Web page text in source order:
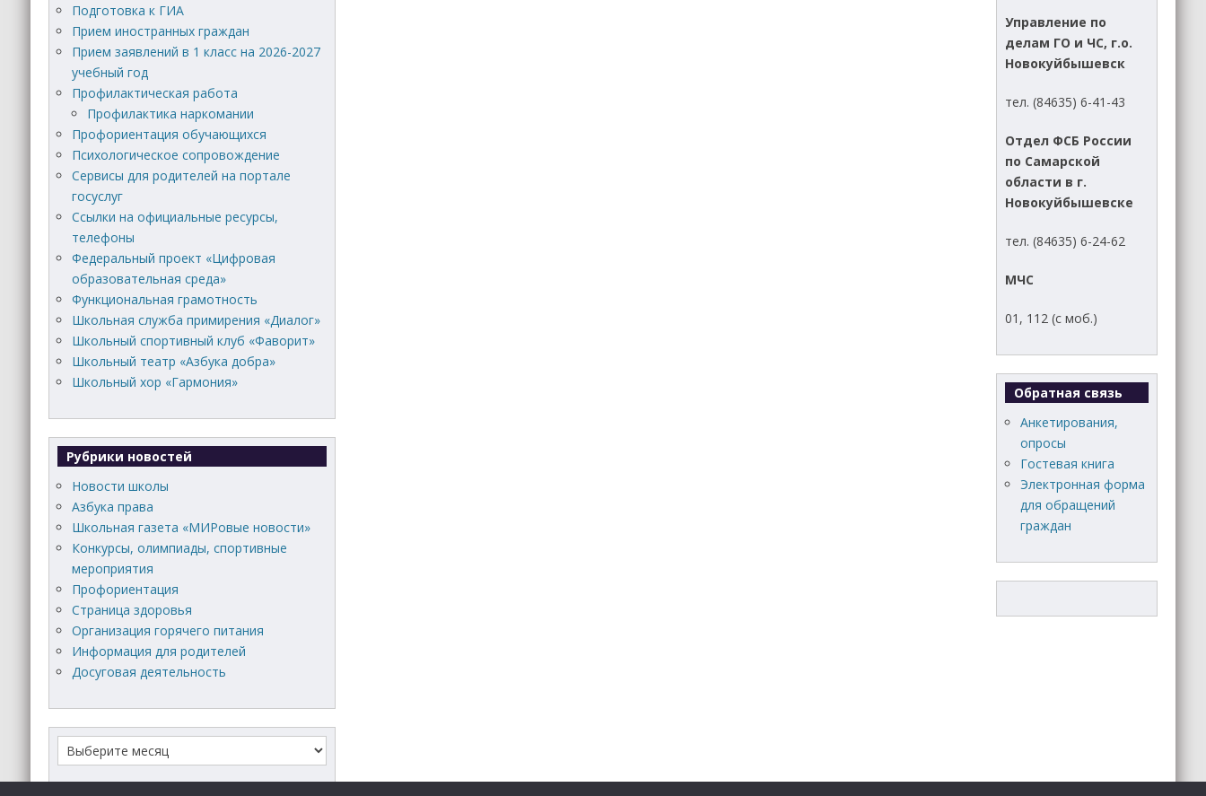
Подготовка к ГИА
Прием иностранных граждан
Прием заявлений в 1 класс на 2026-2027
учебный год
Профилактическая работа
Профилактика наркомании
Профориентация обучающихся
Психологическое сопровождение
Сервисы для родителей на портале
госуслуг
Ссылки на официальные ресурсы,
телефоны
Федеральный проект «Цифровая
образовательная среда»
Функциональная грамотность
Школьная служба примирения «Диалог»
Школьный спортивный клуб «Фаворит»
Школьный театр «Азбука добра»
Школьный хор «Гармония»
Рубрики новостей
Новости школы
Азбука права
Школьная газета «МИРовые новости»
Конкурсы, олимпиады, спортивные
мероприятия
Профориентация
Страница здоровья
Организация горячего питания
Информация для родителей
Досуговая деятельность
Управление по
делам ГО и ЧС, г.о.
Новокуйбышевск
тел. (84635) 6-41-43
Отдел ФСБ России
по Самарской
области в г.
Новокуйбышевске
тел. (84635) 6-24-62
МЧС
01, 112 (с моб.)
Обратная связь
Анкетирования,
опросы
Гостевая книга
Электронная форма
для обращений
граждан